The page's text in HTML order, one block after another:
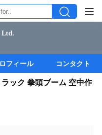
Ltd.
フィール コンタクト
ック 拳頭ブーム 空中作